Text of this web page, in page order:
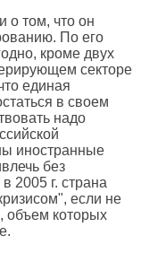
о том, что он
По его
кроме двух
секторе
единая
в своем
надо
иностранные
без
2005 г. страна
если не
объем которых